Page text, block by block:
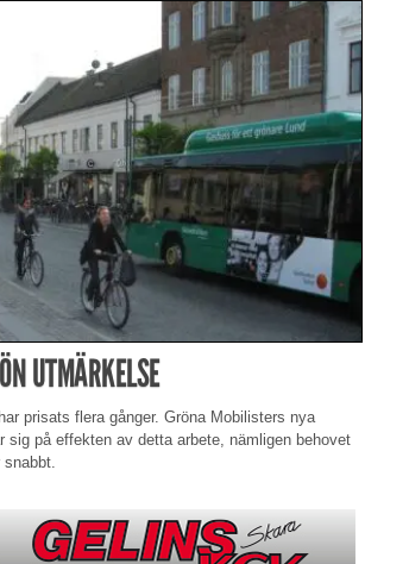
UTMÄRKELSE
prisats flera gånger. Gröna Mobilisters nya
sig på effekten av detta arbete, nämligen behovet